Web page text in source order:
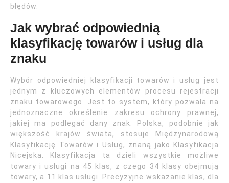
błędów.
Jak wybrać odpowiednią
klasyfikację towarów i usług dla
znaku
Wybór odpowiedniej klasyfikacji towarów i usług jest
jednym z kluczowych elementów procesu rejestracji
znaku towarowego. Jest to system, który pozwala na
jednoznaczne określenie zakresu ochrony prawnej,
jakiej ma podlegać dany znak. Polska, podobnie jak
większość krajów świata, stosuje Międzynarodową
Klasyfikację Towarów i Usług, znaną jako Klasyfikacja
Nicejska. Klasyfikacja ta dzieli wszystkie możliwe
towary i usługi na 45 klas, z czego 34 klasy obejmują
towary, a 11 klas usługi. Precyzyjne wskazanie klas, dla